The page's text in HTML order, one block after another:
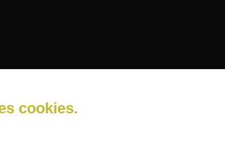
de cuisine
cookies.